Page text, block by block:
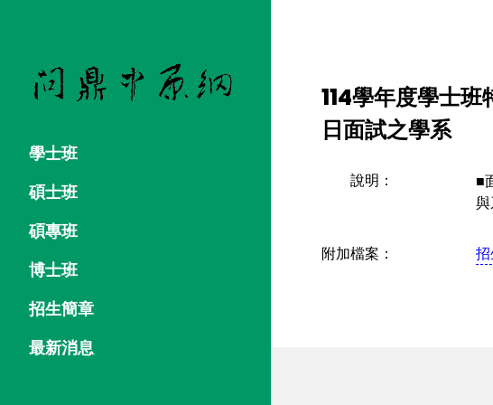
學士班
碩士班
碩專班
博士班
招生簡章
最新消息
114學年度學士
日面試之學系
說明：
■
附加檔案：